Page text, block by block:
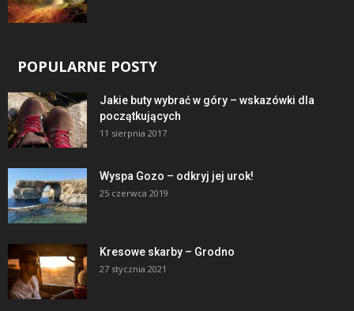
POPULARNE POSTY
Jakie buty wybrać w góry – wskazówki dla
początkujących
11 sierpnia 2017
Wyspa Gozo – odkryj jej urok!
25 czerwca 2019
Kresowe skarby – Grodno
27 stycznia 2021